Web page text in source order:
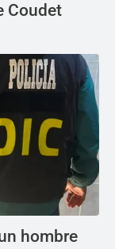
Coudet
hombre